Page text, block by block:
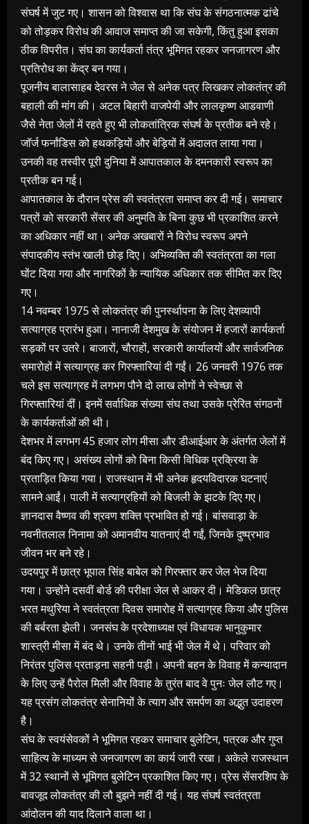
संघर्ष में जुट गए। शासन को विश्वास था कि संघ के संगठनात्मक ढांचे
को तोड़कर विरोध की आवाज समाप्त की जा सकेगी, किंतु हुआ इसका
ठीक विपरीत। संघ का कार्यकर्ता तंत्र भूमिगत रहकर जनजागरण और
प्रतिरोध का केंद्र बन गया।
पूजनीय बालासाहब देवरस ने जेल से अनेक पत्र लिखकर लोकतंत्र की
बहाली की मांग की। अटल बिहारी वाजपेयी और लालकृष्ण आडवाणी
जैसे नेता जेलों में रहते हुए भी लोकतांत्रिक संघर्ष के प्रतीक बने रहे।
जॉर्ज फर्नांडिस को हथकड़ियों और बेड़ियों में अदालत लाया गया।
उनकी वह तस्वीर पूरी दुनिया में आपातकाल के दमनकारी स्वरूप का
प्रतीक बन गई।
आपातकाल के दौरान प्रेस की स्वतंत्रता समाप्त कर दी गई। समाचार
पत्रों को सरकारी सेंसर की अनुमति के बिना कुछ भी प्रकाशित करने
का अधिकार नहीं था। अनेक अखबारों ने विरोध स्वरूप अपने
संपादकीय स्तंभ खाली छोड़ दिए। अभिव्यक्ति की स्वतंत्रता का गला
घोंट दिया गया और नागरिकों के न्यायिक अधिकार तक सीमित कर दिए
गए।
14 नवम्बर 1975 से लोकतंत्र की पुनर्स्थापना के लिए देशव्यापी
सत्याग्रह प्रारंभ हुआ। नानाजी देशमुख के संयोजन में हजारों कार्यकर्ता
सड़कों पर उतरे। बाजारों, चौराहों, सरकारी कार्यालयों और सार्वजनिक
समारोहों में सत्याग्रह कर गिरफ्तारियां दी गईं। 26 जनवरी 1976 तक
चले इस सत्याग्रह में लगभग पौने दो लाख लोगों ने स्वेच्छा से
गिरफ्तारियां दीं। इनमें सर्वाधिक संख्या संघ तथा उसके प्रेरित संगठनों
के कार्यकर्ताओं की थी।
देशभर में लगभग 45 हजार लोग मीसा और डीआईआर के अंतर्गत जेलों में
बंद किए गए। असंख्य लोगों को बिना किसी विधिक प्रक्रिया के
प्रताड़ित किया गया। राजस्थान में भी अनेक हृदयविदारक घटनाएं
सामने आईं। पाली में सत्याग्रहियों को बिजली के झटके दिए गए।
ज्ञानदास वैष्णव की श्रवण शक्ति प्रभावित हो गई। बांसवाड़ा के
नवनीतलाल निनामा को अमानवीय यातनाएं दी गईं, जिनके दुष्प्रभाव
जीवन भर बने रहे।
उदयपुर में छात्र भूपाल सिंह बाबेल को गिरफ्तार कर जेल भेज दिया
गया। उन्होंने दसवीं बोर्ड की परीक्षा जेल से आकर दी। मेडिकल छात्र
भरत मथुरिया ने स्वतंत्रता दिवस समारोह में सत्याग्रह किया और पुलिस
की बर्बरता झेली। जनसंघ के प्रदेशाध्यक्ष एवं विधायक भानुकुमार
शास्त्री मीसा में बंद थे। उनके तीनों भाई भी जेल में थे। परिवार को
निरंतर पुलिस प्रताड़ना सहनी पड़ी। अपनी बहन के विवाह में कन्यादान
के लिए उन्हें पैरोल मिली और विवाह के तुरंत बाद वे पुनः जेल लौट गए।
यह प्रसंग लोकतंत्र सेनानियों के त्याग और समर्पण का अद्भुत उदाहरण
है।
संघ के स्वयंसेवकों ने भूमिगत रहकर समाचार बुलेटिन, पत्रक और गुप्त
साहित्य के माध्यम से जनजागरण का कार्य जारी रखा। अकेले राजस्थान
में 32 स्थानों से भूमिगत बुलेटिन प्रकाशित किए गए। प्रेस सेंसरशिप के
बावजूद लोकतंत्र की लौ बुझने नहीं दी गई। यह संघर्ष स्वतंत्रता
आंदोलन की याद दिलाने वाला था।